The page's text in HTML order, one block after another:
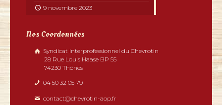
9 novembre 2023
Nos Coordonnées
Syndicat Interprofessionnel du Chevrotin
28 Rue Louis Haase BP 55
74230 Thônes
04 50 32 05 79
contact@chevrotin-aop.fr